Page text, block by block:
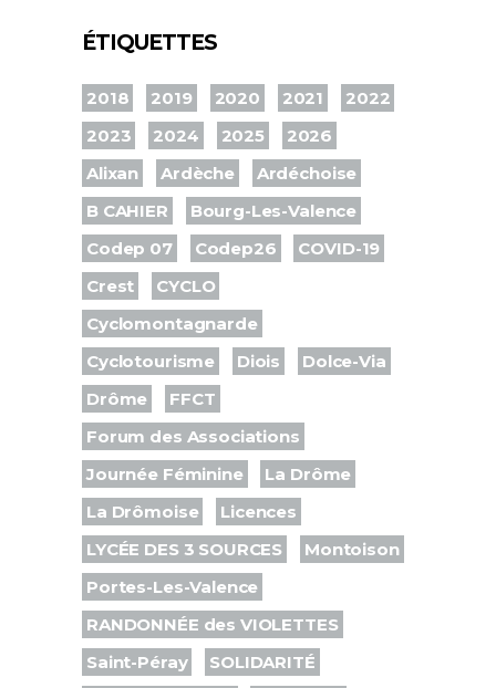
ÉTIQUETTES
2018 2019 2020 2021
2022
2023
2024 2025
2026
Alixan
Ardèche
Ardéchoise
B CAHIER
Bourg-Les-Valence
Codep 07
Codep26
COVID-19
Crest
CYCLO
Cyclomontagnarde
Cyclotourisme
Diois
Dolce-Via
Drôme
FFCT
Forum des Associations
Journée Féminine
La Drôme
La Drômoise
Licences
LYCÉE DES 3 SOURCES
Montoison
Portes-Les-Valence
RANDONNÉE des VIOLETTES
Saint-Péray
SOLIDARITÉ